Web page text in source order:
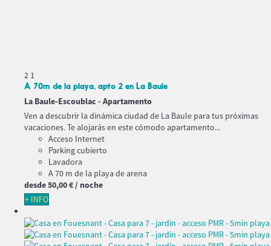
2 1
A 70m de la playa, apto 2 en La Baule
La Baule-Escoublac - Apartamento
Ven a descubrir la dinámica ciudad de La Baule para tus próximas
vacaciones. Te alojarás en este cómodo apartamento...
Acceso Internet
Parking cubierto
Lavadora
A 70 m de la playa de arena
desde50,00 € / noche
+ INFO